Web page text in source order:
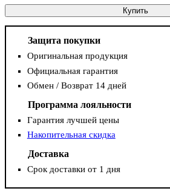
Купить
Защита покупки
Оригинальная продукция
Официальная гарантия
Обмен / Возврат 14 дней
Программа лояльности
Гарантия лучшей цены
Накопительная скидка
Доставка
Срок доставки от 1 дня